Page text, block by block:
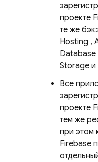
проекте
те же
Hosting ,
Database
Storage и
Все
проекте
тем же
при этом
Firebase